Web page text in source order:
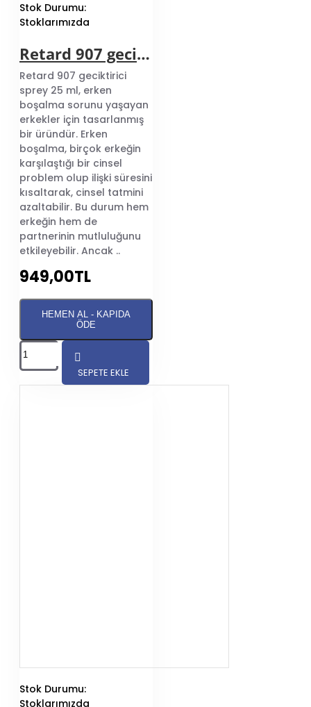
Stok Durumu:
Stoklarımızda
Retard 907 geciktirici sprey
Retard 907 geciktirici
sprey 25 ml, erken
boşalma sorunu yaşayan
erkekler için tasarlanmış
bir üründür. Erken
boşalma, birçok erkeğin
karşılaştığı bir cinsel
problem olup ilişki süresini
kısaltarak, cinsel tatmini
azaltabilir. Bu durum hem
erkeğin hem de
partnerinin mutluluğunu
etkileyebilir. Ancak ..
949,00TL
HEMEN AL - KAPIDA
ÖDE
SEPETE EKLE
Stok Durumu:
Stoklarımızda